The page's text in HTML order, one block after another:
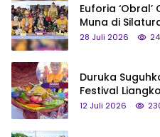
Euforia
Muna di
Saya Bukan
28 Juli 2026
Duruka
Festival
hingga
12 Juli 2026